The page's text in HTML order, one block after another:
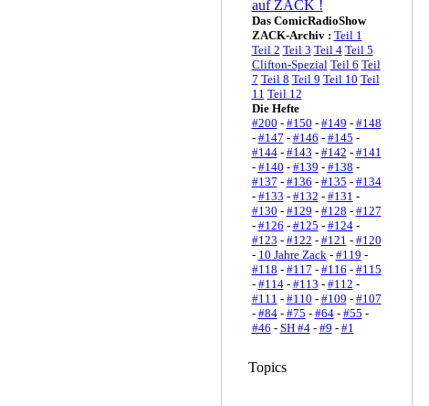
Das ComicRadioShow
ZACK-Archiv : Teil 1
Teil 2 Teil 3 Teil 4 Teil 5
Clifton-Spezial Teil 6 Teil
7 Teil 8 Teil 9 Teil 10 Teil
11 Teil 12
Die Hefte
#200 - #150 - #149 - #148
- #147 - #146 - #145 -
#144- #143 - #142 - #141
- #140 - #139 - #138 -
#137 - #136 - #135 - #134
- #133 - #132 - #131 -
#130 - #129 - #128 - #127
- #126 - #125 - #124-
#123 - #122 - #121 - #120
- 10 Jahre Zack- #119 -
#118 - #117 - #116 - #115
- #114- #113 - #112 -
#111 - #110 - #109 - #107
- #84- #75 - #64- #55 -
#46 - SH #4- #9 - #1
Topics